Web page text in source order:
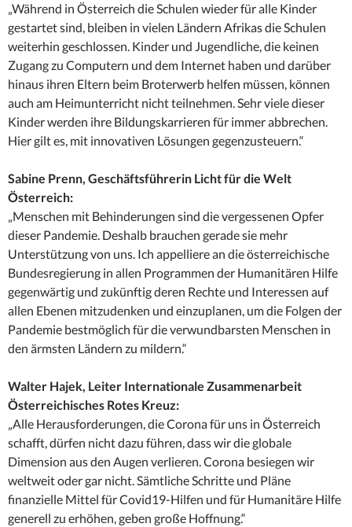
„Während in Österreich die Schulen wieder für alle Kinder
gestartet sind, bleiben in vielen Ländern Afrikas die Schulen
weiterhin geschlossen. Kinder und Jugendliche, die keinen
Zugang zu Computern und dem Internet haben und darüber
hinaus ihren Eltern beim Broterwerb helfen müssen, können
auch am Heimunterricht nicht teilnehmen. Sehr viele dieser
Kinder werden ihre Bildungskarrieren für immer abbrechen.
Hier gilt es, mit innovativen Lösungen gegenzusteuern.“
Sabine Prenn, Geschäftsführerin Licht für die Welt
Österreich:
„Menschen mit Behinderungen sind die vergessenen Opfer
dieser Pandemie. Deshalb brauchen gerade sie mehr
Unterstützung von uns. Ich appelliere an die österreichische
Bundesregierung in allen Programmen der Humanitären Hilfe
gegenwärtig und zukünftig deren Rechte und Interessen auf
allen Ebenen mitzudenken und einzuplanen, um die Folgen der
Pandemie bestmöglich für die verwundbarsten Menschen in
den ärmsten Ländern zu mildern.“
Walter Hajek, Leiter Internationale Zusammenarbeit
Österreichisches Rotes Kreuz:
„Alle Herausforderungen, die Corona für uns in Österreich
schafft, dürfen nicht dazu führen, dass wir die globale
Dimension aus den Augen verlieren. Corona besiegen wir
weltweit oder gar nicht. Sämtliche Schritte und Pläne
finanzielle Mittel für Covid19-Hilfen und für Humanitäre Hilfe
generell zu erhöhen, geben große Hoffnung.“